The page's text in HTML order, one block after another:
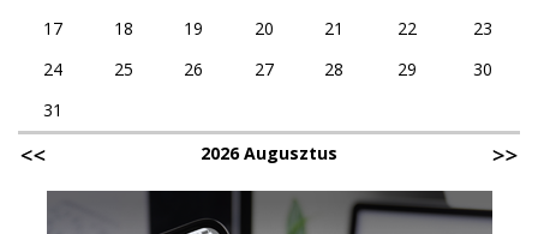
17
18 19 20 21 22
23
24
25 26 27 28 29
30
31
2026 Augusztus